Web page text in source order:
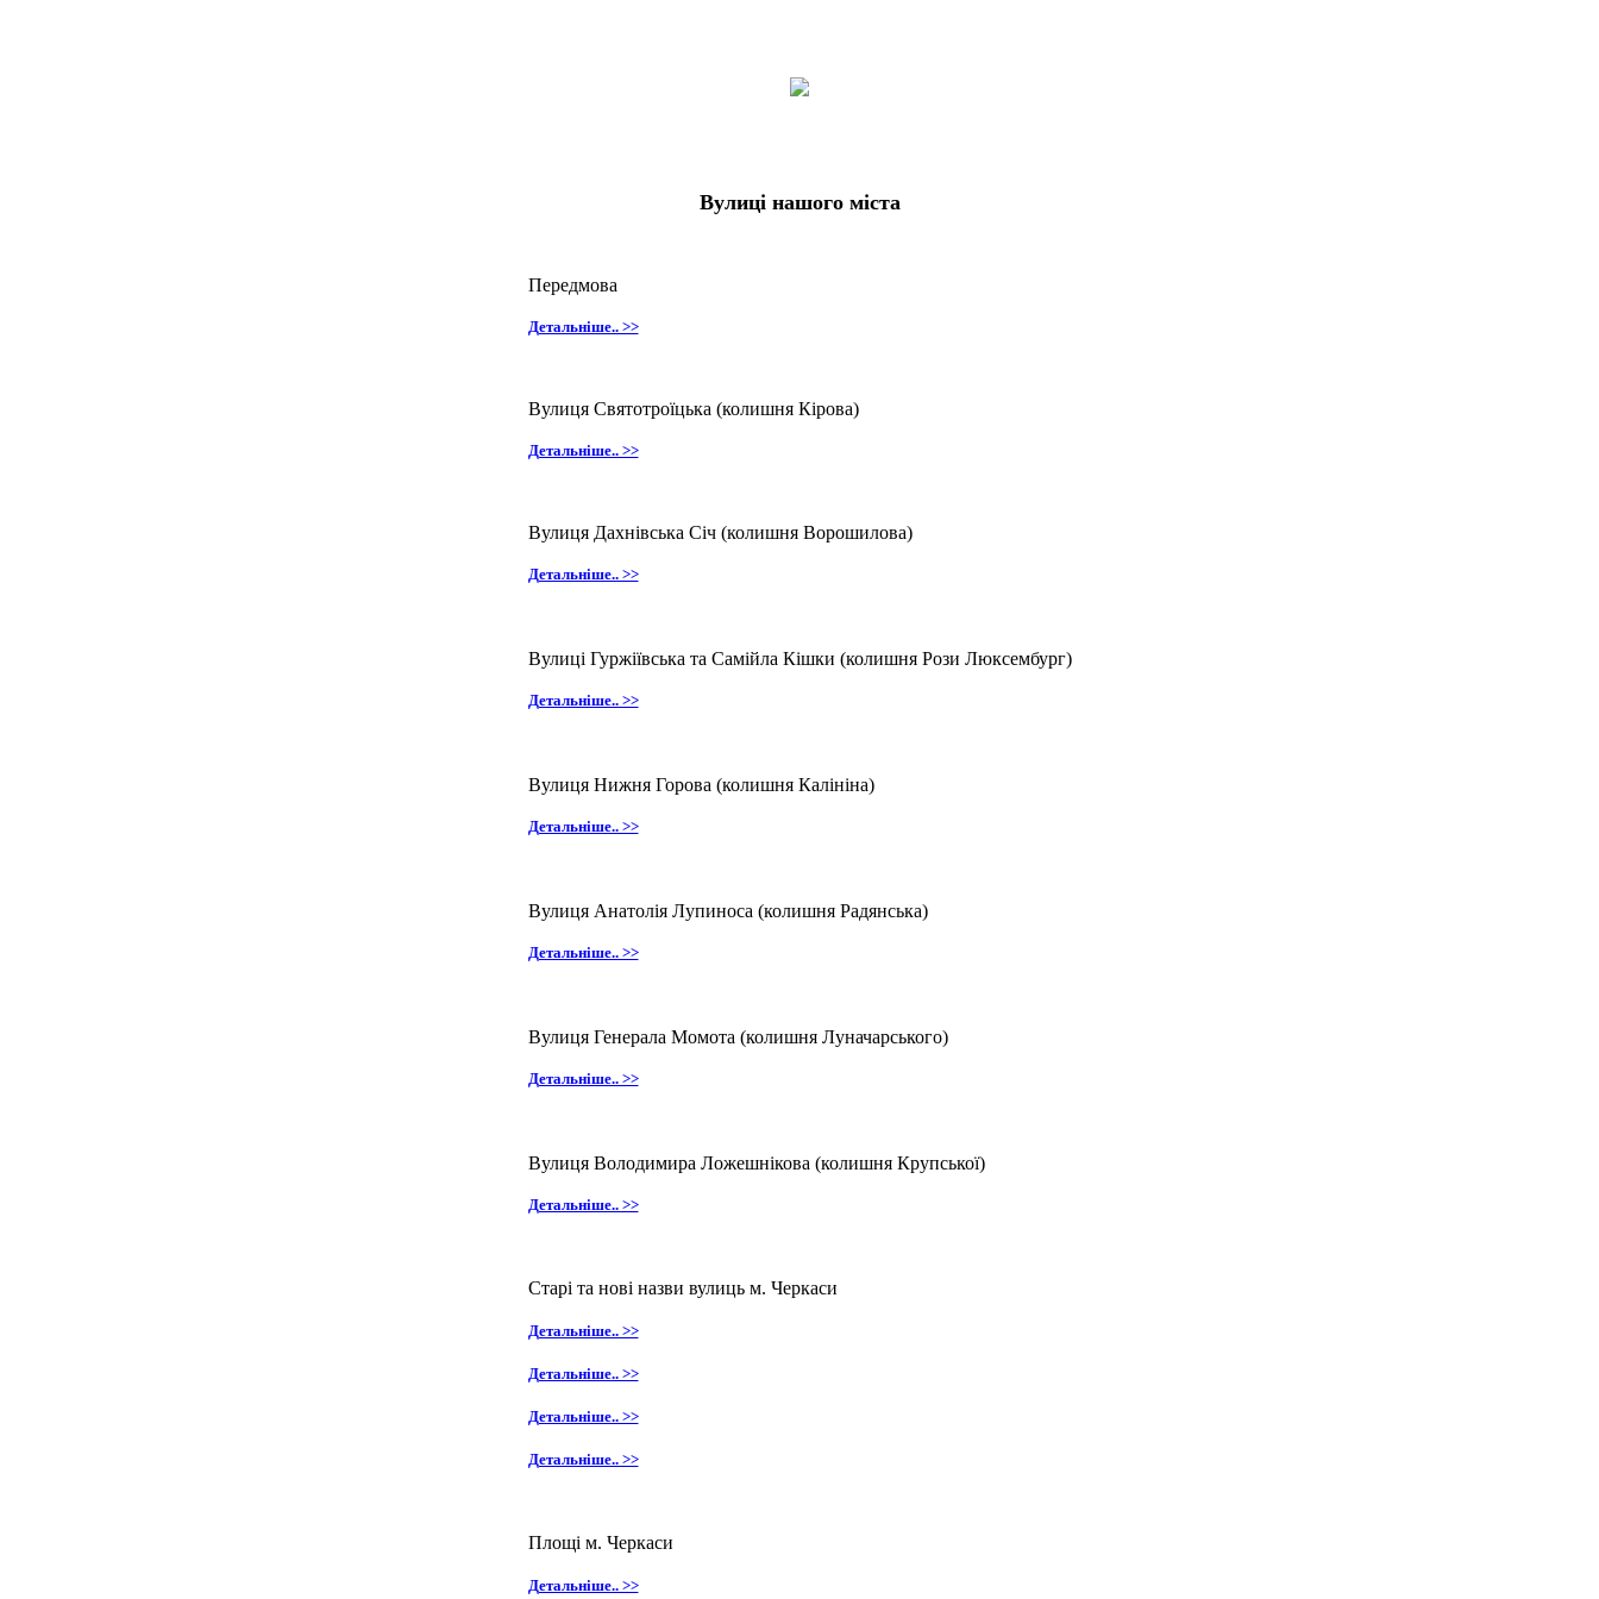
Вулиці нашого міста
Передмова
Детальніше.. >>
Вулиця Святотроїцька (колишня Кірова)
Детальніше.. >>
Вулиця Дахнівська Січ (колишня Ворошилова)
Детальніше.. >>
Вулиці Гуржіївська та Самійла Кішки (колишня Рози Люксембург)
Детальніше.. >>
Вулиця Нижня Горова(колишня Калініна)
Детальніше.. >>
Вулиця Анатолія Лупиноса(колишня Радянська)
Детальніше.. >>
Вулиця Генерала Момота(колишня Луначарського)
Детальніше.. >>
Вулиця Володимира Ложешнікова(колишня Крупської)
Детальніше.. >>
Старі та нові назви вулиць м. Черкаси
Детальніше.. >>
Детальніше.. >>
Детальніше.. >>
Детальніше.. >>
Площі м. Черкаси
Детальніше.. >>